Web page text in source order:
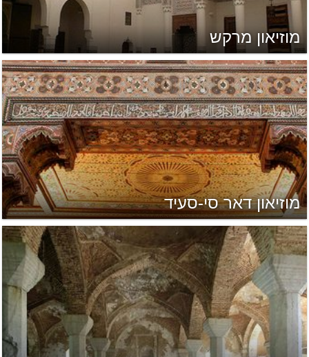
מוזיאון מרקש
מוזיאון דאר סי-סעיד